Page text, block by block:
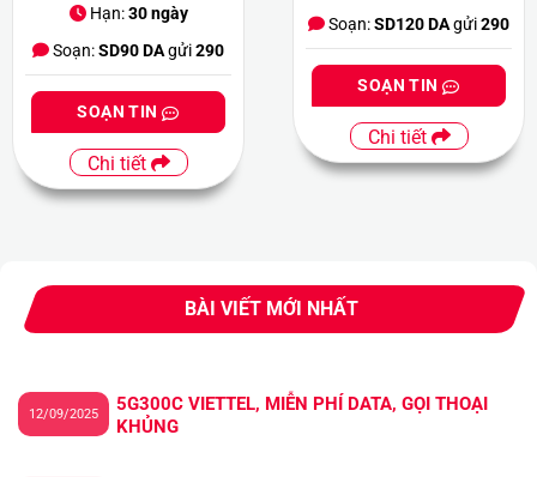
Hạn:30 ngày
Soạn:SD90 DAgửi290
SOẠN TIN
Chi tiết
Soạn:SD120 DAgửi290
SOẠN TIN
Chi tiết
BÀI VIẾT MỚI NHẤT
5G300C VIETTEL, MIỄN PHÍ DATA, GỌI THOẠI
KHỦNG
12/09/2025